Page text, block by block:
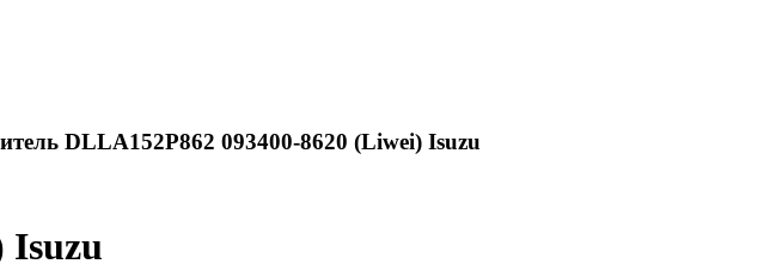
DLLA152P862 093400-8620 (Liwei) Isuzu
Isuzu